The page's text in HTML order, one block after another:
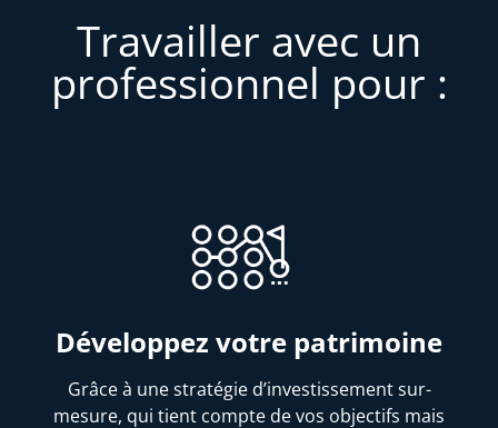
Travailler avec un
professionnel pour :
Développez votre patrimoine
Grâce à une stratégie d’investissement sur-
mesure, qui tient compte de vos objectifs mais